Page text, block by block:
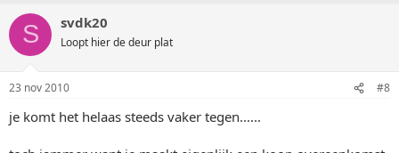
S svdk20
Loopt hier de deur plat
23 nov 2010 #8
je komt het helaas steeds vaker tegen......